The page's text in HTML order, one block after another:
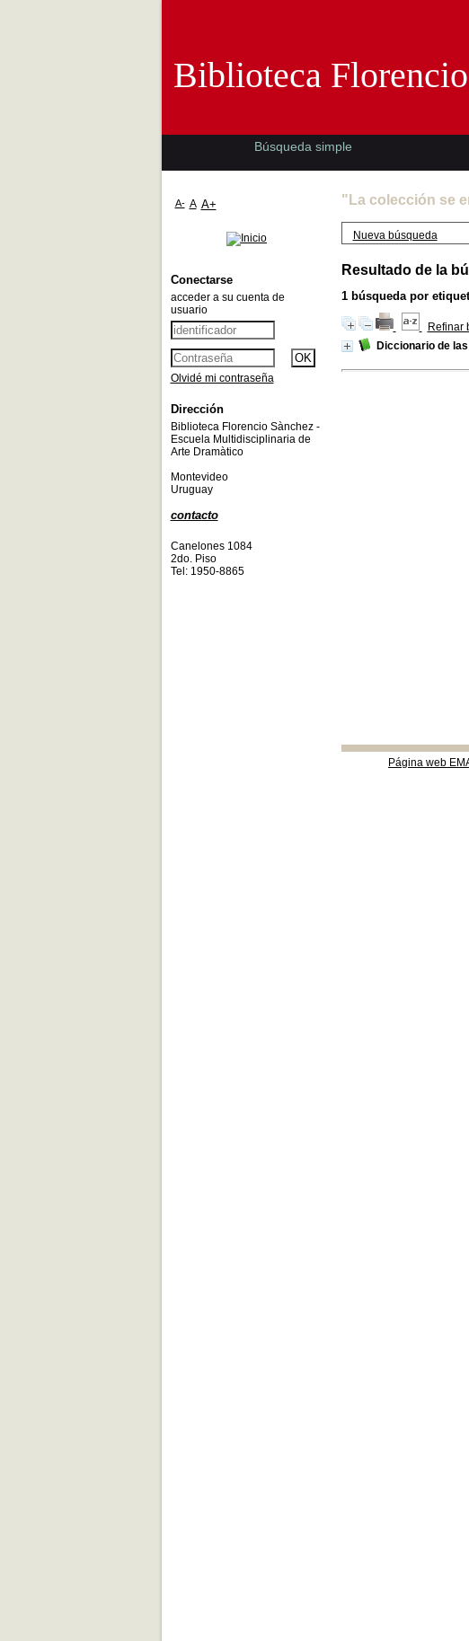
"La colección se
Nueva búsqueda
Resultado de la
1búsqueda por
Refinar
Diccionario de
Página web
Biblioteca
Búsqueda simple
A- A A+
Conectarse
acceder a su cuenta de
usuario
Olvidé mi contraseña
Dirección
Biblioteca Florencio Sànchez -
Escuela Multidisciplinaria de
Arte Dramàtico
Montevideo
Uruguay
contacto
Canelones 1084
2do. Piso
Tel: 1950-8865